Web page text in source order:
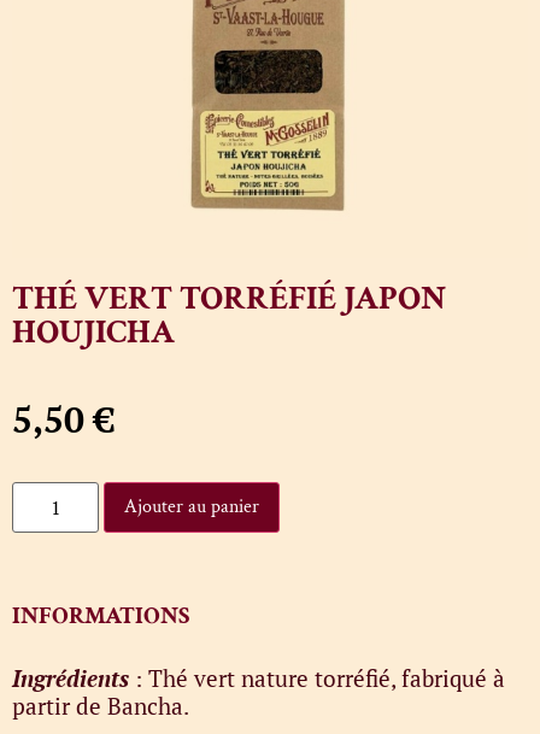
THÉ VERT TORRÉFIÉ JAPON
HOUJICHA
5,50€
Ajouter au panier
INFORMATIONS
Ingrédients : Thé vert nature torréfié, fabriqué à
partir de Bancha.